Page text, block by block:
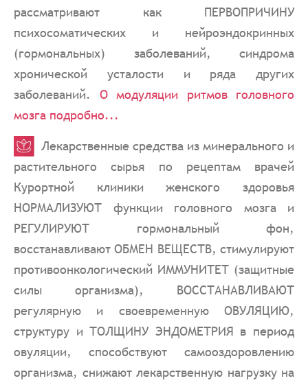
рассматривают как ПЕРВОПРИЧИНУ
психосоматических и нейроэндокринных
(гормональных) заболеваний, синдрома
хронической усталости и ряда других
заболеваний. О модуляции ритмов головного
мозга подробно...
Лекарственные средства из минерального и
растительного сырья по рецептам врачей
Курортной клиники женского здоровья
НОРМАЛИЗУЮТ функции головного мозга и
РЕГУЛИРУЮТ гормональный фон,
восстанавливают ОБМЕН ВЕЩЕСТВ, стимулируют
противоонкологический ИММУНИТЕТ (защитные
силы организма), ВОССТАНАВЛИВАЮТ
регулярную и своевременную ОВУЛЯЦИЮ,
структуру и ТОЛЩИНУ ЭНДОМЕТРИЯ в период
овуляции, способствуют самооздоровлению
организма, снижают лекарственную нагрузку на